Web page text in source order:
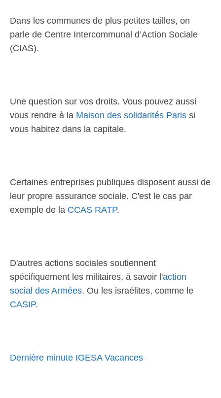
Dans les communes de plus petites tailles, on
parle de Centre Intercommunal d’Action Sociale
(CIAS).
Une question sur vos droits. Vous pouvez aussi
vous rendre à la Maison des solidarités Paris si
vous habitez dans la capitale.
Certaines entreprises publiques disposent aussi de
leur propre assurance sociale. C'est le cas par
exemple de la CCAS RATP.
D'autres actions sociales soutiennent
spécifiquement les militaires, à savoir l'action
social des Armées. Ou les israélites, comme le
CASIP.
Dernière minute IGESA Vacances